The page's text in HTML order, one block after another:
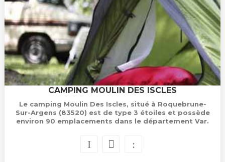
CAMPING MOULIN DES ISCLES
Le camping Moulin Des Iscles, situé à Roquebrune-
Sur-Argens (83520) est de type 3 étoiles et possède
environ 90 emplacements dans le département Var.